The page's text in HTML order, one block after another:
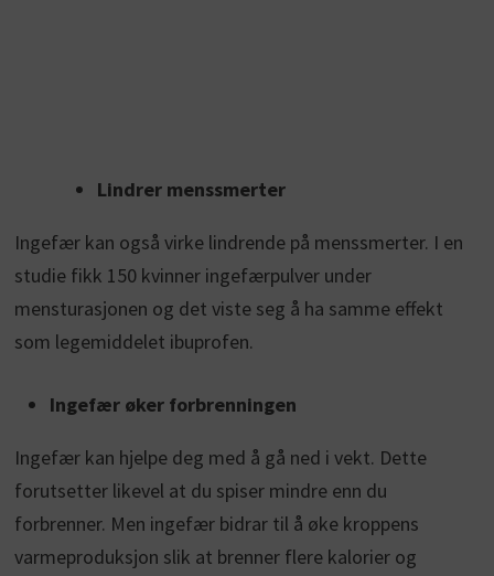
Lindrer menssmerter
Ingefær kan også virke lindrende på menssmerter. I en
studie fikk 150 kvinner ingefærpulver under
mensturasjonen og det viste seg å ha samme effekt
som legemiddelet ibuprofen.
Ingefær øker forbrenningen
Ingefær kan hjelpe deg med å gå ned i vekt. Dette
forutsetter likevel at du spiser mindre enn du
forbrenner. Men ingefær bidrar til å øke kroppens
varmeproduksjon slik at brenner flere kalorier og